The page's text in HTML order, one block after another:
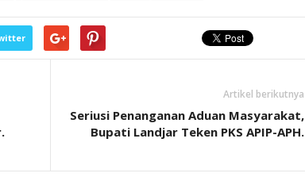
Artikel berikutnya
Seriusi Penanganan Aduan Masyarakat,
Bupati Landjar Teken PKS APIP-APH.